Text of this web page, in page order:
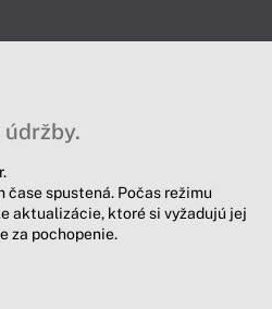
spustená. Počas režimu
aktualizácie, ktoré si vyžadujú jej
za pochopenie.